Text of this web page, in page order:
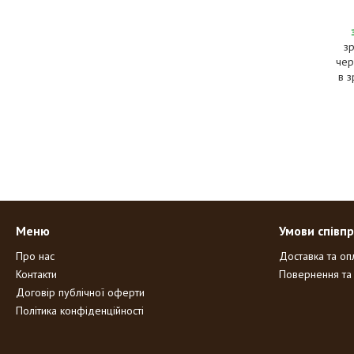
в
Меню
Про нас
Контакти
Договір публічної оферти
Політика конфіденційності
Умови
Доставка та
Повернення та